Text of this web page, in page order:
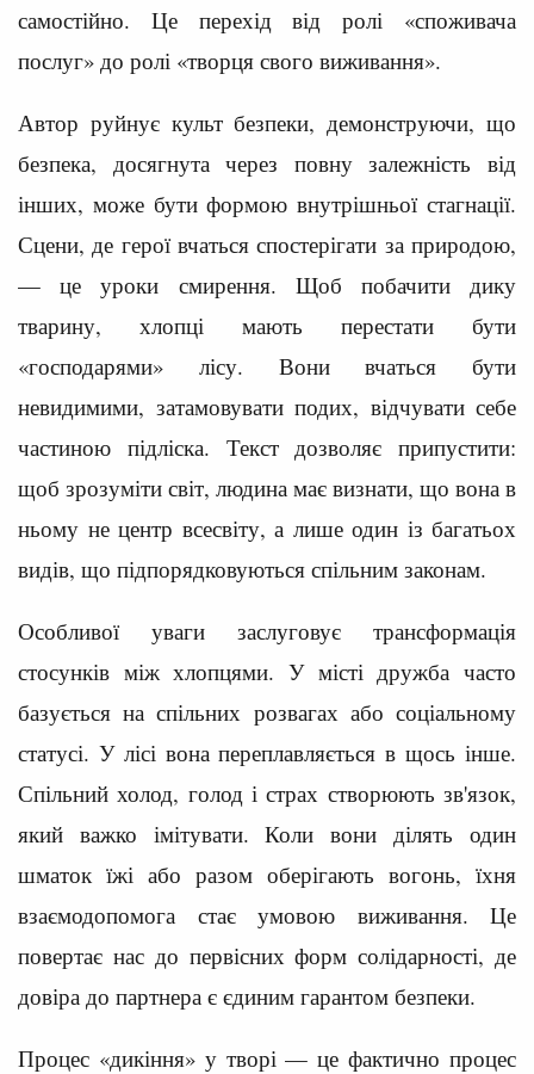
самостійно. Це перехід від ролі «споживача
послуг» до ролі «творця свого виживання».
Автор руйнує культ безпеки, демонструючи, що
безпека, досягнута через повну залежність від
інших, може бути формою внутрішньої стагнації.
Сцени, де герої вчаться спостерігати за природою,
— це уроки смирення. Щоб побачити дику
тварину, хлопці мають перестати бути
«господарями» лісу. Вони вчаться бути
невидимими, затамовувати подих, відчувати себе
частиною підліска. Текст дозволяє припустити:
щоб зрозуміти світ, людина має визнати, що вона в
ньому не центр всесвіту, а лише один із багатьох
видів, що підпорядковуються спільним законам.
Особливої уваги заслуговує трансформація
стосунків між хлопцями. У місті дружба часто
базується на спільних розвагах або соціальному
статусі. У лісі вона переплавляється в щось інше.
Спільний холод, голод і страх створюють зв'язок,
який важко імітувати. Коли вони ділять один
шматок їжі або разом оберігають вогонь, їхня
взаємодопомога стає умовою виживання. Це
повертає нас до первісних форм солідарності, де
довіра до партнера є єдиним гарантом безпеки.
Процес «дикіння» у творі — це фактично процес